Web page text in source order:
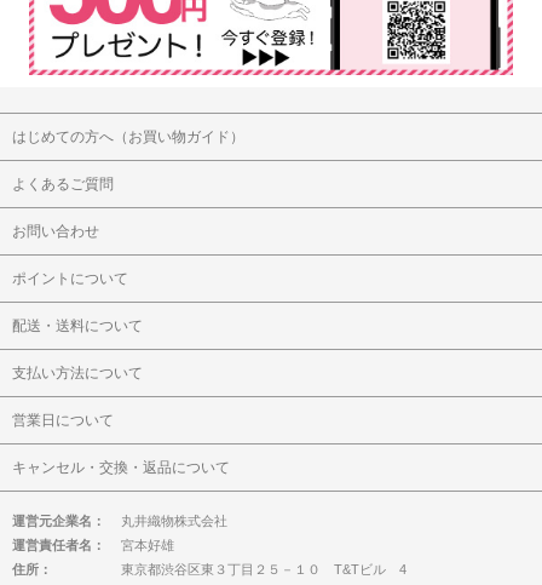
はじめての方へ（お買い物ガイド）
よくあるご質問
お問い合わせ
ポイントについて
配送・送料について
支払い方法について
営業日について
キャンセル・交換・返品について
運営元企業名：
丸井織物株式会社
運営責任者名：
宮本好雄
住所：
東京都渋谷区東３丁目２５－１０ T&Tビル 4